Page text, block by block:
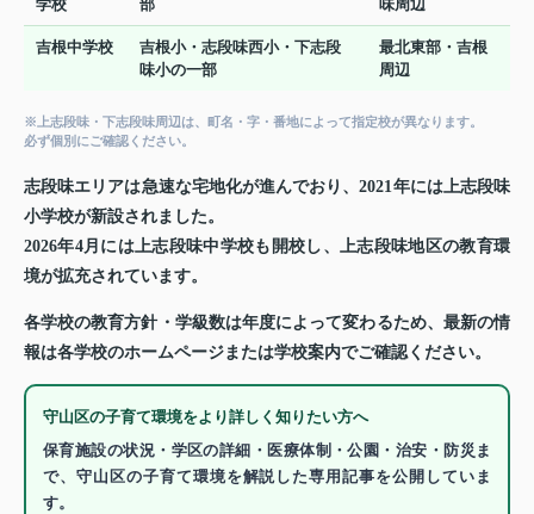
学校 部 味周辺
吉根中学校
吉根小・志段味西小・下志段
味小の一部
最北東部・吉根
周辺
※上志段味・下志段味周辺は、町名・字・番地によって指定校が異なります。
必ず個別にご確認ください。
志段味エリアは急速な宅地化が進んでおり、2021年には上志段味
小学校が新設されました。
2026年4月には上志段味中学校も開校し、上志段味地区の教育環
境が拡充されています。
各学校の教育方針・学級数は年度によって変わるため、最新の情
報は各学校のホームページまたは学校案内でご確認ください。
守山区の子育て環境をより詳しく知りたい方へ
保育施設の状況・学区の詳細・医療体制・公園・治安・防災ま
で、守山区の子育て環境を解説した専用記事を公開していま
す。